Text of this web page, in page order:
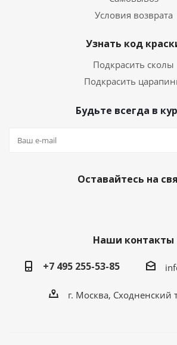
Условия возврата
Узнать код
Подкрасить сколы
Подкрасить
Будьте всегда в
Оставайтесь на
Наши контакты
+7 495 255-53-85
г. Москва, Сходненский